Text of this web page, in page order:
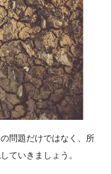
問題だけではなく、所
ていきましょう。